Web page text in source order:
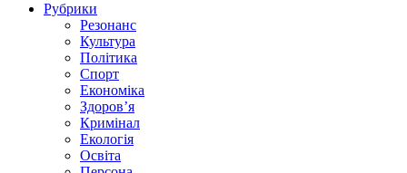
Рубрики
Резонанс
Культура
Політика
Спорт
Економіка
Здоров’я
Кримінал
Екологія
Освіта